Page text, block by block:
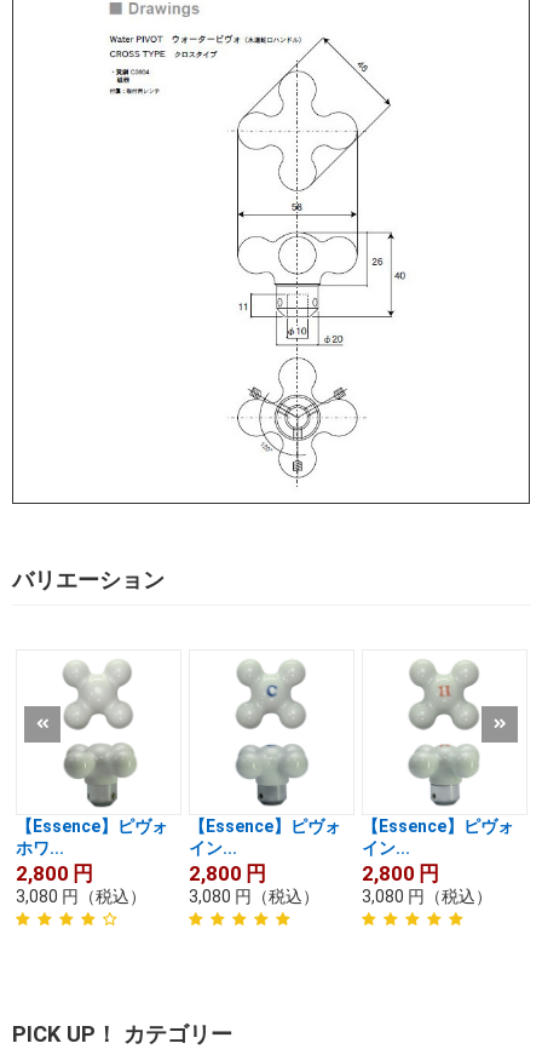
バリエーション
【Essence】ピヴォ
ホワ...
2,800 円
3,080 円 （税込）
【Essence】ピヴォ
イン...
2,800 円
3,080 円 （税込）
【Essence】ピヴォ
イン...
2,800 円
3,080 円 （税込）
PICK UP！ カテゴリー